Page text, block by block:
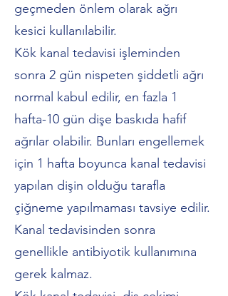
geçmeden önlem olarak ağrı
kesici kullanılabilir.
Kök kanal tedavisi işleminden
sonra 2 gün nispeten şiddetli ağrı
normal kabul edilir, en fazla 1
hafta-10 gün dişe baskıda hafif
ağrılar olabilir. Bunları engellemek
için 1 hafta boyunca kanal tedavisi
yapılan dişin olduğu tarafla
çiğneme yapılmaması tavsiye edilir.
Kanal tedavisinden sonra
genellikle antibiyotik kullanımına
gerek kalmaz.